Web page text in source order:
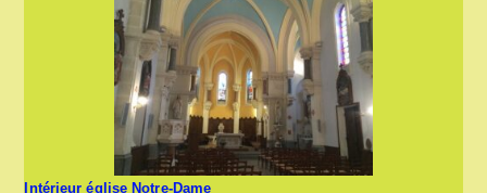
Intérieur église Notre-Dame